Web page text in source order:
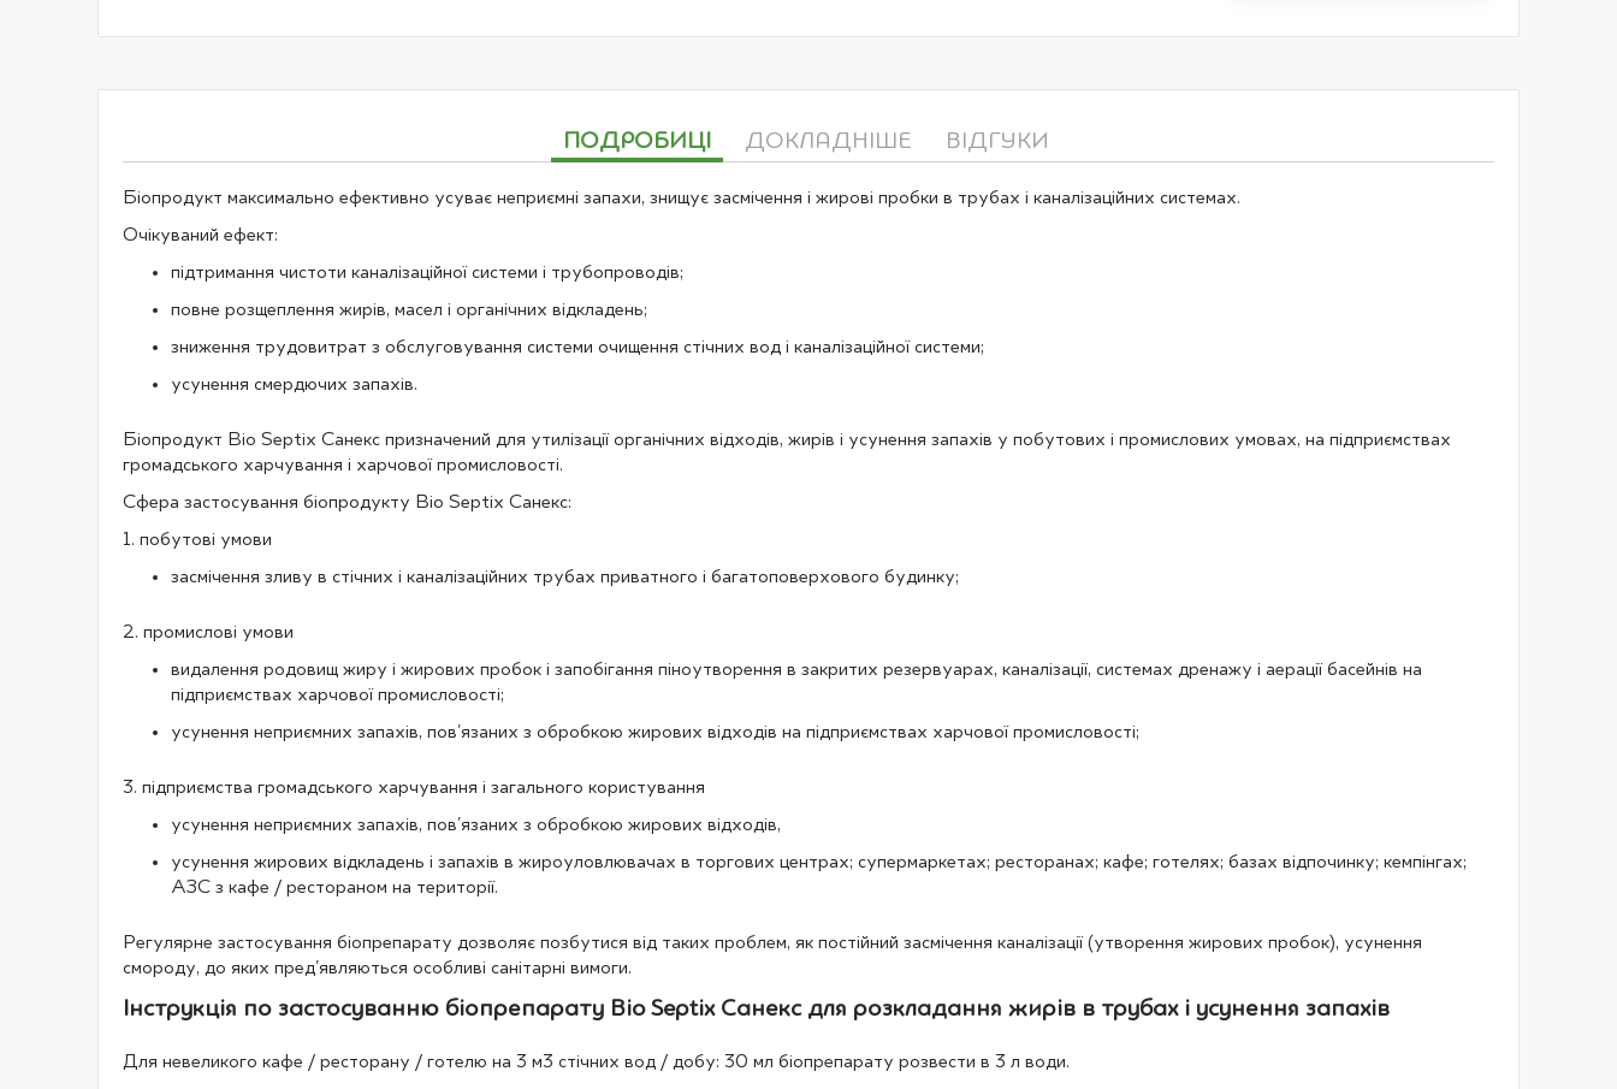
ПОДРОБИЦІ
Біопродукт максимально ефективно усуває неприємні запахи, знищує засмічення і жирові пробки в трубах і каналізаційних системах.
Очікуваний ефект:
підтримання чистоти каналізаційної системи і трубопроводів;
повне розщеплення жирів, масел і органічних відкладень;
зниження трудовитрат з обслуговування системи очищення стічних вод і каналізаційної системи;
усунення смердючих запахів.
Біопродукт Bio Septix Санекс призначений для утилізації органічних відходів, жирів і усунення запахів у побутових і промислових умовах, на підприємствах
громадського харчування і харчової промисловості.
Сфера застосування біопродукту Bio Septix Санекс:
1. побутові умови
засмічення зливу в стічних і каналізаційних трубах приватного і багатоповерхового будинку;
2. промислові умови
видалення родовищ жиру і жирових пробок і запобігання піноутворення в закритих резервуарах, каналізації, системах дренажу і аерації басейнів на
підприємствах харчової промисловості;
усунення неприємних запахів, пов'язаних з обробкою жирових відходів на підприємствах харчової промисловості;
3. підприємства громадського харчування і загального користування
усунення неприємних запахів, пов'язаних з обробкою жирових відходів,
усунення жирових відкладень і запахів в жироуловлювачах в торгових центрах; супермаркетах; ресторанах; кафе; готелях; базах відпочинку; кемпінгах;
АЗС з кафе / рестораном на території.
Регулярне застосування біопрепарату дозволяє позбутися від таких проблем, як постійний засмічення каналізації (утворення жирових пробок), усунення
смороду, до яких пред'являються особливі санітарні вимоги.
Інструкція по застосуванню біопрепарату Bio Septix Санекс для розкладання жирів в трубах і усунення запахів
Для невеликого кафе / ресторану / готелю на 3 м3 стічних вод / добу: 30 мл біопрепарату розвести в 3 л води.
ДОКЛАДНІШЕ ВІДГУКИ